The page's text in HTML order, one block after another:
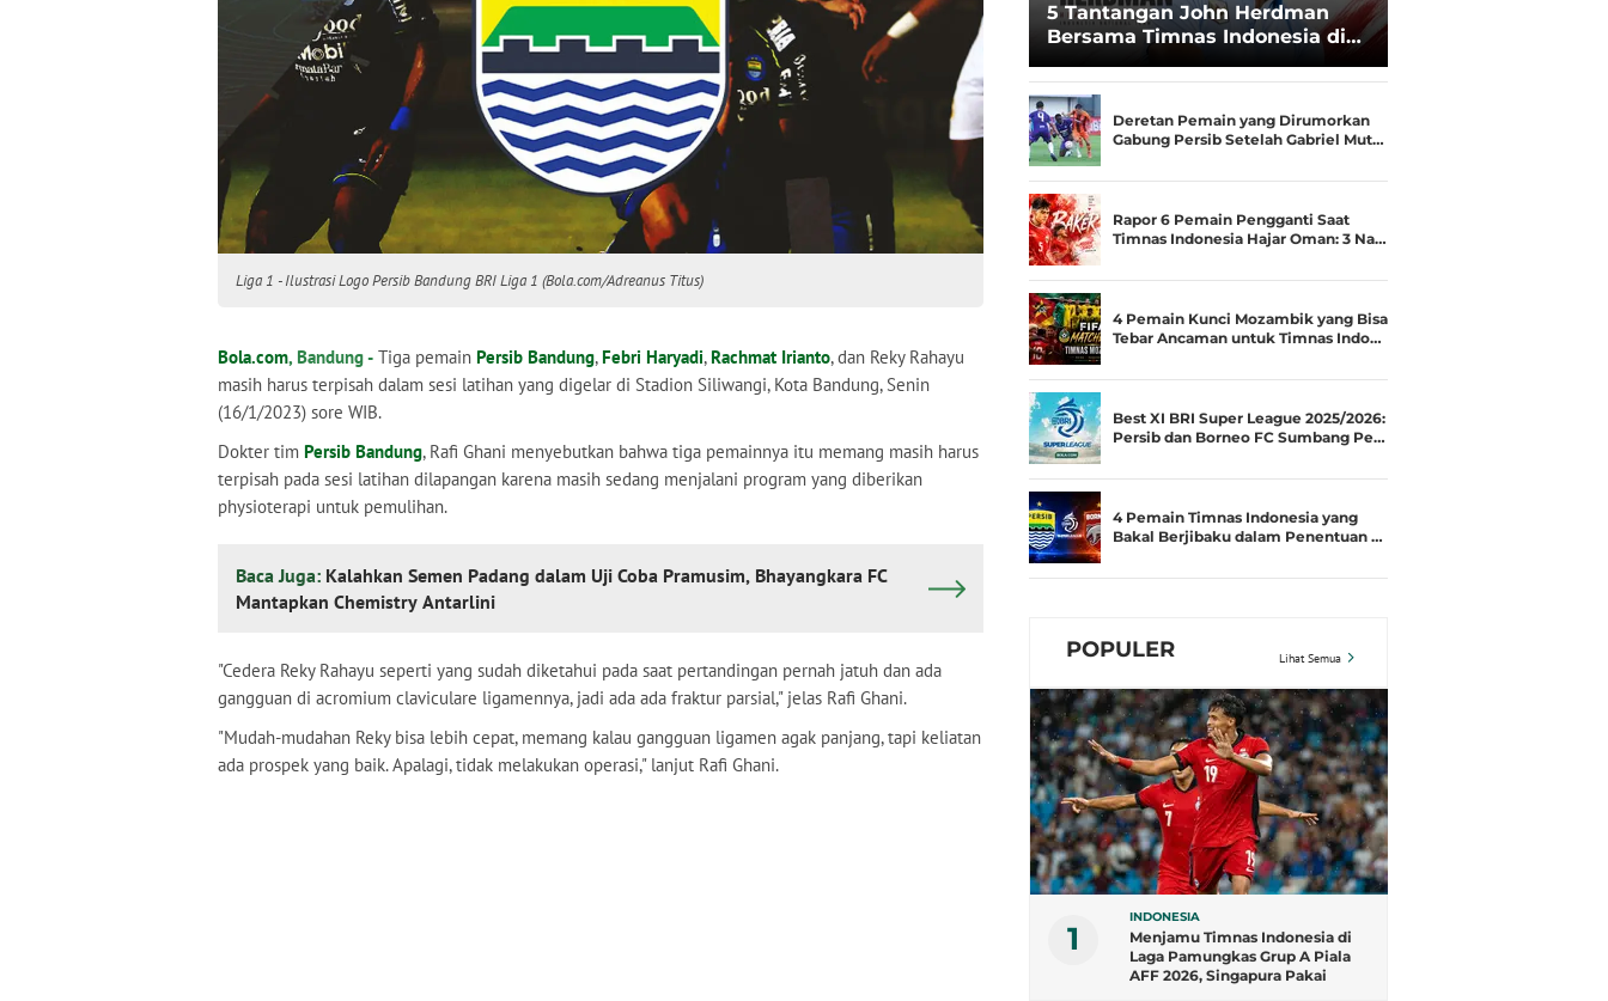
Liga 1 - Ilustrasi Logo Persib Bandung BRI Liga 1 (Bola.com/Adreanus Titus)
Bola.com, Bandung - Tiga pemain Persib Bandung,Febri Haryadi,Rachmat Irianto, dan Reky Rahayu
masih harus terpisah dalam sesi latihan yang digelar di Stadion Siliwangi, Kota Bandung, Senin
(16/1/2023) sore WIB.
Dokter tim Persib Bandung, Rafi Ghani menyebutkan bahwa tiga pemainnya itu memang masih harus
terpisah pada sesi latihan dilapangan karena masih sedang menjalani program yang diberikan
physioterapi untuk pemulihan.
Baca Juga: Kalahkan Semen Padang dalam Uji Coba Pramusim, Bhayangkara FC
Mantapkan Chemistry Antarlini
"Cedera Reky Rahayu seperti yang sudah diketahui pada saat pertandingan pernah jatuh dan ada
gangguan di acromium claviculare ligamennya, jadi ada ada fraktur parsial," jelas Rafi Ghani.
"Mudah-mudahan Reky bisa lebih cepat, memang kalau gangguan ligamen agak panjang, tapi keliatan
ada prospek yang baik. Apalagi, tidak melakukan operasi," lanjut Rafi Ghani.
5 Tantangan John Herdman
Bersama Timnas Indonesia di
Spesialis Runner-up Menjadi
Juara
Deretan Pemain yang Dirumorkan
Gabung Persib Setelah Gabriel Mut…
Rapor 6 Pemain Pengganti Saat
Timnas Indonesia Hajar Oman: 3 Na…
4 Pemain Kunci Mozambik yang Bisa
Tebar Ancaman untuk Timnas Indo…
Best XI BRI Super League 2025/2026:
Persib dan Borneo FC Sumbang Pe…
4 Pemain Timnas Indonesia yang
Bakal Berjibaku dalam Penentuan …
POPULER Lihat Semua
1
INDONESIA
Menjamu Timnas Indonesia di
Laga Pamungkas Grup A Piala
AFF 2026, Singapura Pakai